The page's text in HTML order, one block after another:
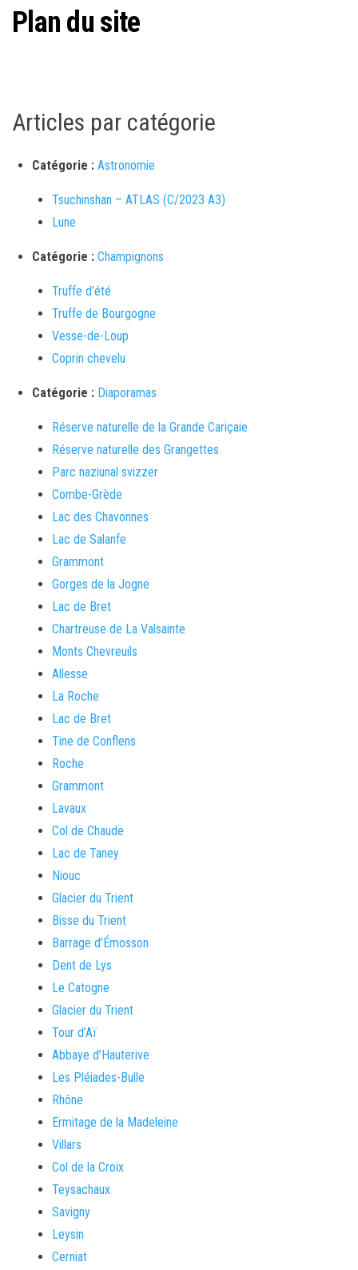
Plan du site
Articles par catégorie
Catégorie : Astronomie
Tsuchinshan – ATLAS (C/2023 A3)
Lune
Catégorie : Champignons
Truffe d’été
Truffe de Bourgogne
Vesse-de-Loup
Coprin chevelu
Catégorie : Diaporamas
Réserve naturelle de la Grande Cariçaie
Réserve naturelle des Grangettes
Parc naziunal svizzer
Combe-Grède
Lac des Chavonnes
Lac de Salanfe
Grammont
Gorges de la Jogne
Lac de Bret
Chartreuse de La Valsainte
Monts Chevreuils
Allesse
La Roche
Lac de Bret
Tine de Conflens
Roche
Grammont
Lavaux
Col de Chaude
Lac de Taney
Niouc
Glacier du Trient
Bisse du Trient
Barrage d’Émosson
Dent de Lys
Le Catogne
Glacier du Trient
Tour d’Aï
Abbaye d’Hauterive
Les Pléiades-Bulle
Rhône
Ermitage de la Madeleine
Villars
Col de la Croix
Teysachaux
Savigny
Leysin
Cerniat